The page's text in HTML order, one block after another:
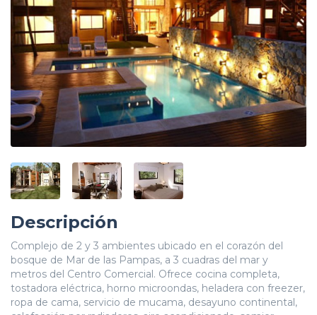
Descripción
Complejo de 2 y 3 ambientes ubicado en el corazón del
bosque de Mar de las Pampas, a 3 cuadras del mar y
metros del Centro Comercial. Ofrece cocina completa,
tostadora eléctrica, horno microondas, heladera con freezer,
ropa de cama, servicio de mucama, desayuno continental,